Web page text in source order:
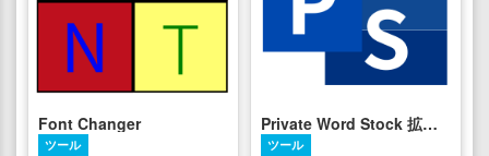
Font Changer
ツール
Private Word Stock 拡張機能版
ツール